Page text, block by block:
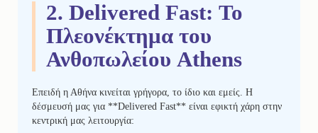
2. Delivered Fast: Το
Πλεονέκτημα του
Ανθοπωλείου Athens
Επειδή η Αθήνα κινείται γρήγορα, το ίδιο και εμείς. Η
δέσμευσή μας για **Delivered Fast** είναι εφικτή χάρη στην
κεντρική μας λειτουργία: